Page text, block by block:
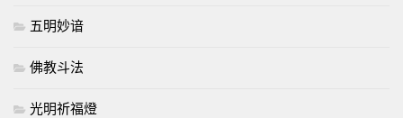
五明妙谙
佛教斗法
光明祈福燈